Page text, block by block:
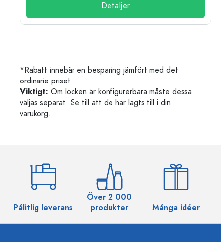
Detaljer
*Rabatt innebär en besparing jämfört med det
ordinarie priset.
Viktigt: Om locken är konfigurerbara måste dessa
väljas separat. Se till att de har lagts till i din
varukorg.
Pålitlig leverans
Över 2 000
produkter
Många idéer